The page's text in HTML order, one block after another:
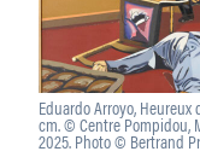
Eduardo Arroyo, Heureux
cm. © Centre Pompidou,
2025. Photo © Bertrand